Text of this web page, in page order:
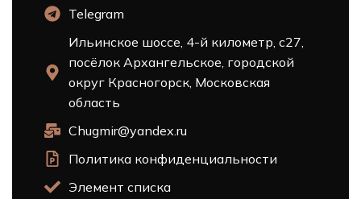
Telegram
Ильинское шоссе, 4-й километр, с27,
посёлок Архангельское, городской
округ Красногорск, Московская
область
Chugmir@yandex.ru
Политика конфиденциальности
Элемент списка